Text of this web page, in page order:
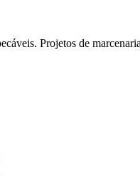
Projetos de